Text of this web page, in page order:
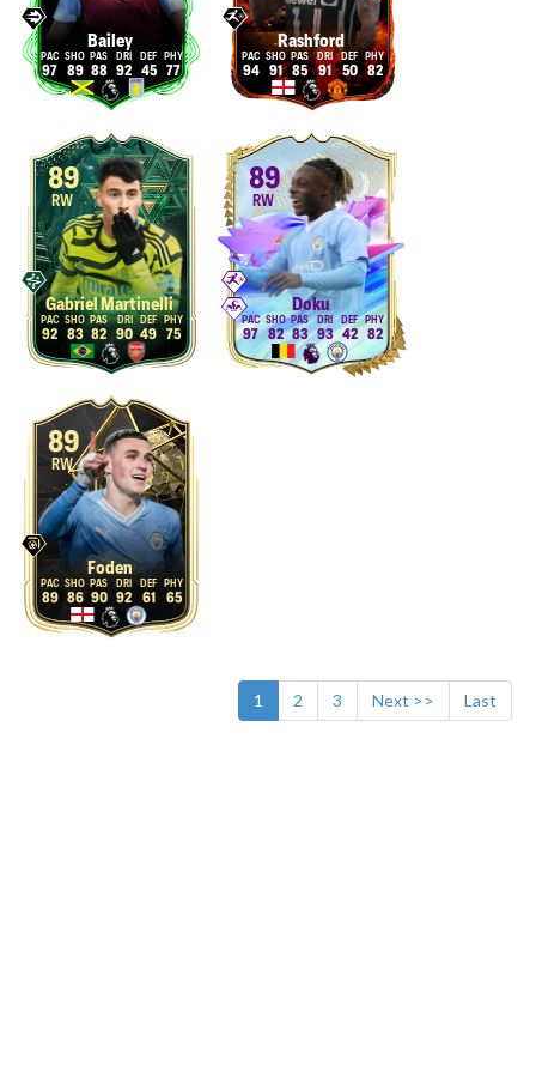
Bailey
97 89 88 92 45 77
Rashford
94 91 85 91 50 82
89
RW
Gabriel Martinelli
92 83 82 90 49 75
89
RW
Doku
97 82 83 93 42 82
89
RW
Foden
89 86 90 92 61 65
1 2 3 Next >> Last